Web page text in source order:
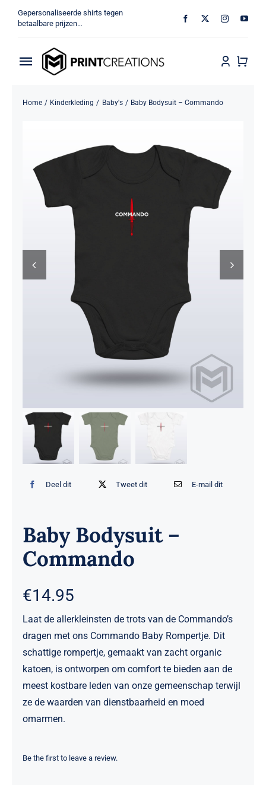
naar
inhoud
Gepersonaliseerde shirts tegen
betaalbare prijzen…
Toggle
Home
Veteraan
MV Print Creations
Home Kinderkleding Baby's Baby Bodysuit – Commando
Deel dit Tweet dit E-mail dit
Baby Bodysuit –
Commando
€14.95
Laat de allerkleinsten de trots van de Commando’s
dragen met ons Commando Baby Rompertje. Dit
schattige rompertje, gemaakt van zacht organic
katoen, is ontworpen om comfort te bieden aan de
meest kostbare leden van onze gemeenschap terwijl
ze de waarden van dienstbaarheid en moed
omarmen.
Be the first to leave a review.